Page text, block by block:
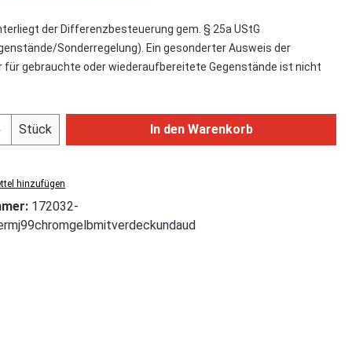
der Differenzbesteuerung gem. § 25a UStG
Sonderregelung). Ein gesonderter Ausweis der
gebrauchte oder wiederaufbereitete Gegenstände ist nicht
Anzahl: Gib den gewünschten Wert ein
Stück In den Warenkorb
hinzufügen
172032-